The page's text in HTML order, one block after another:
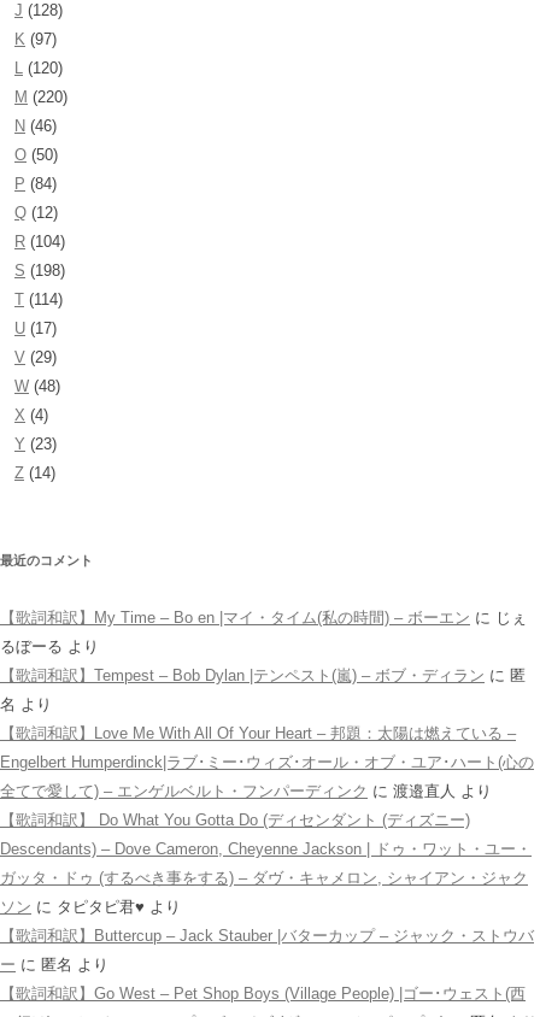
J (128)
K (97)
L (120)
M (220)
N (46)
O (50)
P (84)
Q (12)
R (104)
S (198)
T (114)
U (17)
V (29)
W (48)
X (4)
Y (23)
Z (14)
最近のコメント
【歌詞和訳】My Time – Bo en |マイ・タイム(私の時間) – ボーエン に じぇ
るぼーる より
【歌詞和訳】Tempest – Bob Dylan |テンペスト(嵐) – ボブ・ディラン に 匿
名 より
【歌詞和訳】Love Me With All Of Your Heart – 邦題：太陽は燃えている –
Engelbert Humperdinck|ラブ･ミー･ウィズ･オール・オブ・ユア･ハート(心の
全てで愛して) – エンゲルベルト・フンパーディンク に 渡邉直人 より
【歌詞和訳】 Do What You Gotta Do (ディセンダント (ディズニー)
Descendants) – Dove Cameron, Cheyenne Jackson | ドゥ・ワット・ユー・
ガッタ・ドゥ (するべき事をする) – ダヴ・キャメロン, シャイアン・ジャク
ソン に タピタピ君♥️ より
【歌詞和訳】Buttercup – Jack Stauber |バターカップ – ジャック・ストウバ
ー に 匿名 より
【歌詞和訳】Go West – Pet Shop Boys (Village People) |ゴー･ウェスト(西